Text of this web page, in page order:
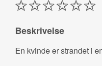
Beskrivelse
En kvinde er strandet i